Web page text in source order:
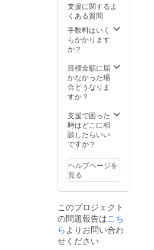
支援に関するよ
くある質問
手数料はいく
らかかります
か？
目標金額に届
かなかった場
合どうなりま
すか？
支援で困った
時はどこに相
談したらいい
ですか？
ヘルプページを
見る
このプロジェクト
の問題報告はこち
らよりお問い合わ
せください